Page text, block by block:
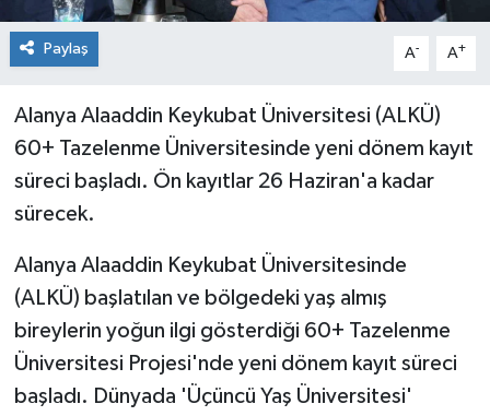
Paylaş A- A+
Alanya Alaaddin Keykubat Üniversitesi (ALKÜ)
60+ Tazelenme Üniversitesinde yeni dönem kayıt
süreci başladı. Ön kayıtlar 26 Haziran'a kadar
sürecek.
Alanya Alaaddin Keykubat Üniversitesinde
(ALKÜ) başlatılan ve bölgedeki yaş almış
bireylerin yoğun ilgi gösterdiği 60+ Tazelenme
Üniversitesi Projesi'nde yeni dönem kayıt süreci
başladı. Dünyada 'Üçüncü Yaş Üniversitesi'